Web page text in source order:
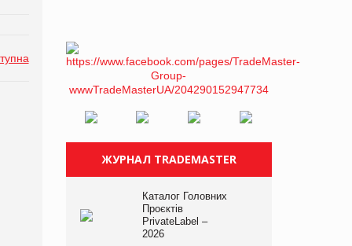
ЖУРНАЛ TRADEMASTER
Каталог Головних
Проєктів
PrivateLabel –
2026